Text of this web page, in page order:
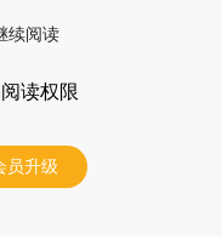
续阅读
读权限
员升级